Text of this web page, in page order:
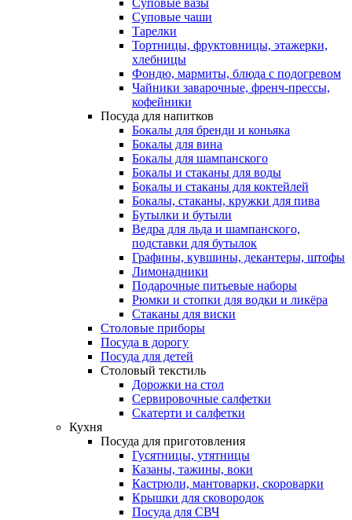
Суповые вазы
Суповые чаши
Тарелки
Тортницы, фруктовницы, этажерки,
хлебницы
Фондю, мармиты, блюда с подогревом
Чайники заварочные, френч-прессы,
кофейники
Посуда для напитков
Бокалы для бренди и коньяка
Бокалы для вина
Бокалы для шампанского
Бокалы и стаканы для воды
Бокалы и стаканы для коктейлей
Бокалы, стаканы, кружки для пива
Бутылки и бутыли
Ведра для льда и шампанского,
подставки для бутылок
Графины, кувшины, декантеры, штофы
Лимонадники
Подарочные питьевые наборы
Рюмки и стопки для водки и ликёра
Стаканы для виски
Столовые приборы
Посуда в дорогу
Посуда для детей
Столовый текстиль
Дорожки на стол
Сервировочные салфетки
Скатерти и салфетки
Кухня
Посуда для приготовления
Гусятницы, утятницы
Казаны, тажины, воки
Кастрюли, мантоварки, скороварки
Крышки для сковородок
Посуда для СВЧ